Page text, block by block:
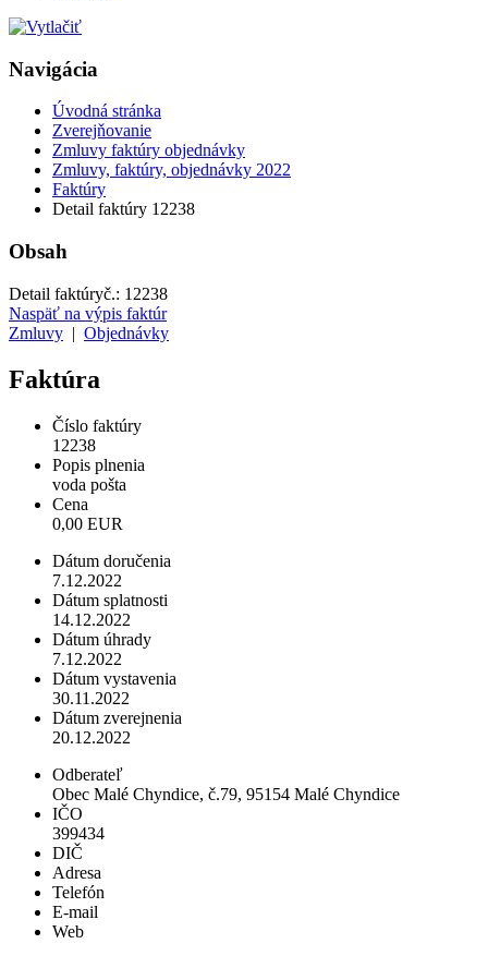
Navigácia
Úvodná stránka
Zverejňovanie
Zmluvy faktúry objednávky
Zmluvy, faktúry, objednávky 2022
Faktúry
Detail faktúry 12238
Obsah
Detail faktúryč.: 12238
Naspäť na výpis faktúr
Zmluvy | Objednávky
Faktúra
Číslo faktúry
12238
Popis plnenia
voda pošta
Cena
0,00 EUR
Dátum doručenia
7.12.2022
Dátum splatnosti
14.12.2022
Dátum úhrady
7.12.2022
Dátum vystavenia
30.11.2022
Dátum zverejnenia
20.12.2022
Odberateľ
Obec Malé Chyndice, č.79, 95154 Malé Chyndice
IČO
399434
DIČ
Adresa
Telefón
E-mail
Web